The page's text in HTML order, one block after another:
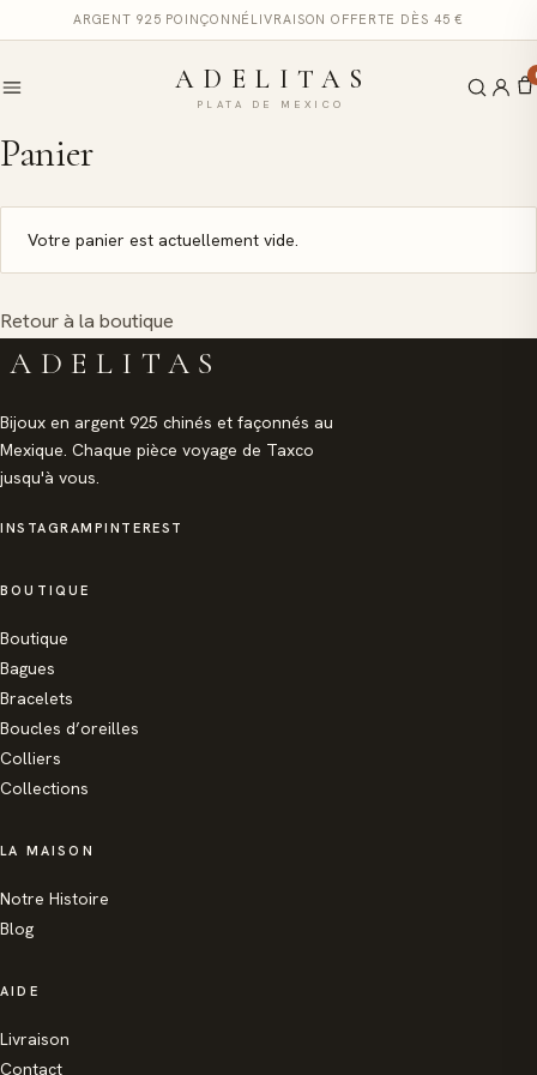
ARGENT 925 POINÇONNÉ LIVRAISON OFFERTE DÈS 45 €
ADELITAS
PLATA DE MEXICO
Panier
Votre panier est actuellement vide.
Retour à la boutique
ADELITAS
Bijoux en argent 925 chinés et façonnés au
Mexique. Chaque pièce voyage de Taxco
jusqu'à vous.
INSTAGRAM PINTEREST
BOUTIQUE
Boutique
Bagues
Bracelets
Boucles d’oreilles
Colliers
Collections
LA MAISON
Notre Histoire
Blog
AIDE
Livraison
Contact